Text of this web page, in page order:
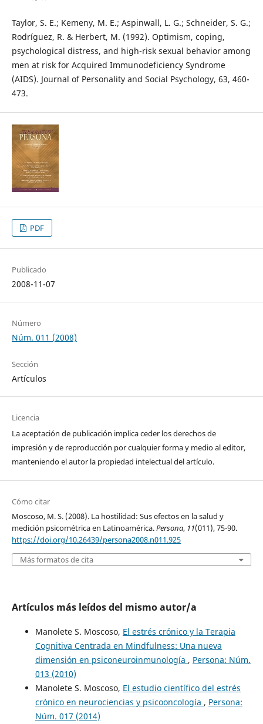
Taylor, S. E.; Kemeny, M. E.; Aspinwall, L. G.; Schneider, S. G.;
Rodríguez, R. & Herbert, M. (1992). Optimism, coping,
psychological distress, and high-risk sexual behavior among
men at risk for Acquired Immunodeficiency Syndrome
(AIDS). Journal of Personality and Social Psychology, 63, 460-
473.
PDF
Publicado
2008-11-07
Número
Núm. 011 (2008)
Sección
Artículos
Licencia
La aceptación de publicación implica ceder los derechos de
impresión y de reproducción por cualquier forma y medio al editor,
manteniendo el autor la propiedad intelectual del artículo.
Cómo citar
Moscoso, M. S. (2008). La hostilidad: Sus efectos en la salud y
medición psicométrica en Latinoamérica.Persona, 11(011), 75-90.
https://doi.org/10.26439/persona2008.n011.925
Más formatos de cita
Artículos más leídos del mismo autor/a
Manolete S. Moscoso, El estrés crónico y la Terapia
Cognitiva Centrada en Mindfulness: Una nueva
dimensión en psiconeuroinmunología , Persona: Núm.
013 (2010)
Manolete S. Moscoso, El estudio científico del estrés
crónico en neurociencias y psicooncología , Persona:
Núm. 017 (2014)